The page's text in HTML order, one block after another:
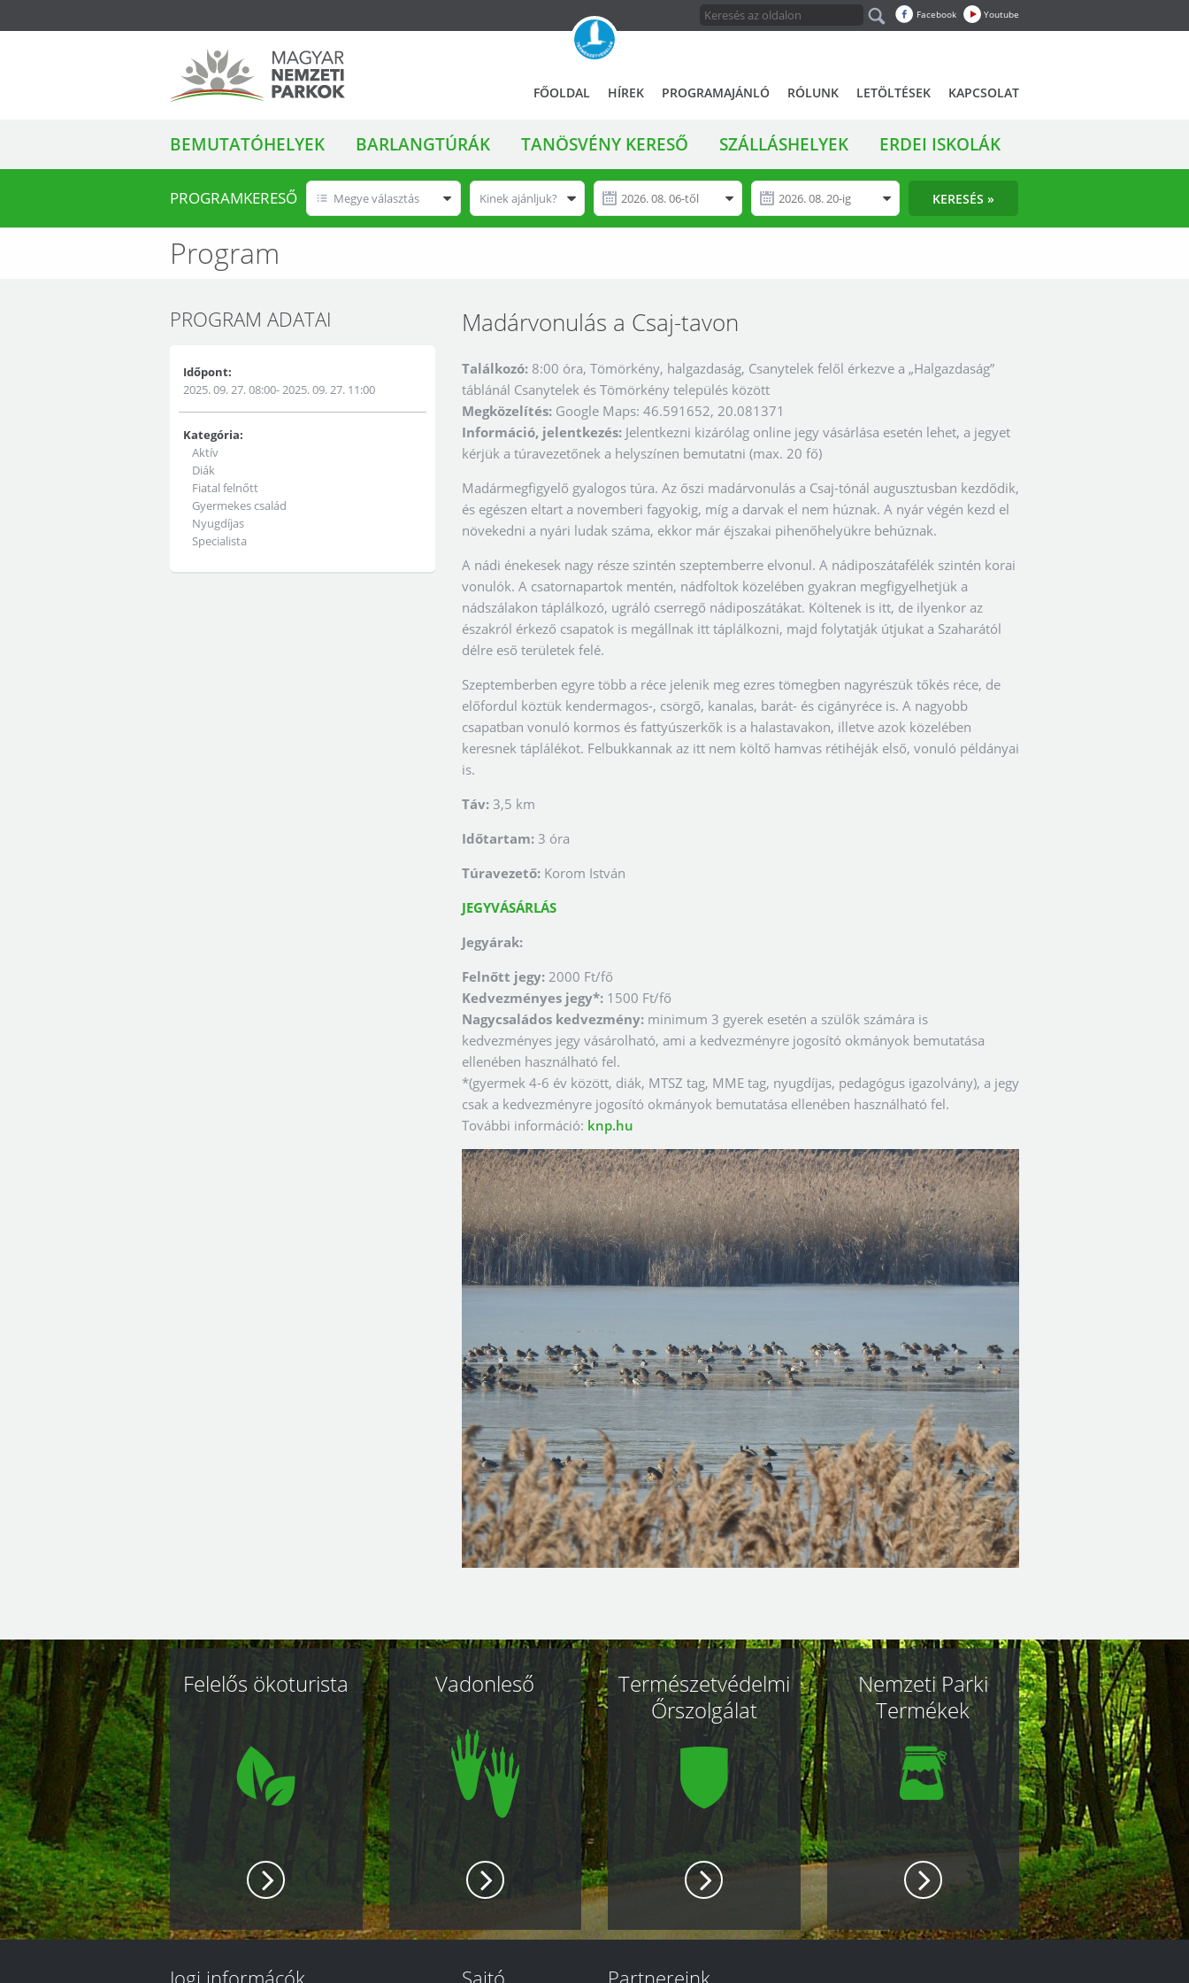
A
természetvédelem
honlapja
Facebook Youtube
Magyar Nemzeti
Parkok
FŐMENÜ
FŐOLDAL HÍREK PROGRAMAJÁNLÓ RÓLUNK LETÖLTÉSEK KAPCSOLAT
ALMENÜ
BEMUTATÓHELYEK BARLANGTÚRÁK TANÖSVÉNY KERESŐ SZÁLLÁSHELYEK ERDEI ISKOLÁK
PROGRAMKERESŐ Megye választás Kinek ajánljuk? KERESÉS »
Program
PROGRAM ADATAI
Időpont:
2025. 09. 27. 08:00- 2025. 09. 27. 11:00
Kategória:
Aktív
Diák
Fiatal felnőtt
Gyermekes család
Nyugdíjas
Specialista
Madárvonulás a Csaj-tavon
Találkozó: 8:00 óra, Tömörkény, halgazdaság, Csanytelek felől érkezve a „Halgazdaság”
táblánál Csanytelek és Tömörkény település között
Megközelítés: Google Maps: 46.591652, 20.081371
Információ, jelentkezés: Jelentkezni kizárólag online jegy vásárlása esetén lehet, a jegyet
kérjük a túravezetőnek a helyszínen bemutatni (max. 20 fő)
Madármegfigyelő gyalogos túra. Az őszi madárvonulás a Csaj-tónál augusztusban kezdődik,
és egészen eltart a novemberi fagyokig, míg a darvak el nem húznak. A nyár végén kezd el
növekedni a nyári ludak száma, ekkor már éjszakai pihenőhelyükre behúznak.
A nádi énekesek nagy része szintén szeptemberre elvonul. A nádiposzátafélék szintén korai
vonulók. A csatornapartok mentén, nádfoltok közelében gyakran megfigyelhetjük a
nádszálakon táplálkozó, ugráló cserregő nádiposzátákat. Költenek is itt, de ilyenkor az
északról érkező csapatok is megállnak itt táplálkozni, majd folytatják útjukat a Szaharától
délre eső területek felé.
Szeptemberben egyre több a réce jelenik meg ezres tömegben nagyrészük tőkés réce, de
előfordul köztük kendermagos-, csörgő, kanalas, barát- és cigányréce is. A nagyobb
csapatban vonuló kormos és fattyúszerkők is a halastavakon, illetve azok közelében
keresnek táplálékot. Felbukkannak az itt nem költő hamvas rétihéják első, vonuló példányai
is.
Táv: 3,5 km
Időtartam: 3 óra
Túravezető: Korom István
JEGYVÁSÁRLÁS
Jegyárak:
Felnőtt jegy: 2000 Ft/fő
Kedvezményes jegy*: 1500 Ft/fő
Nagycsaládos kedvezmény: minimum 3 gyerek esetén a szülők számára is
kedvezményes jegy vásárolható, ami a kedvezményre jogosító okmányok bemutatása
ellenében használható fel.
*(gyermek 4-6 év között, diák, MTSZ tag, MME tag, nyugdíjas, pedagógus igazolvány), a jegy
csak a kedvezményre jogosító okmányok bemutatása ellenében használható fel.
További információ: knp.hu
Kapcsolódó
oldalak
Felelős ökoturista Vadonleső
Természetvédelmi
Őrszolgálat
Nemzeti Parki
Termékek
Jogi informácók Sajtó Partnereink